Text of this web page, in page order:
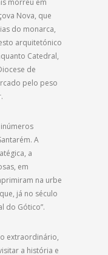
morreu em
Nova, que
do monarca,
arquitetónico
Catedral,
de
pelo peso
A
a
em
na urbe
já no século
do Gótico”.
extraordinário,
a história e